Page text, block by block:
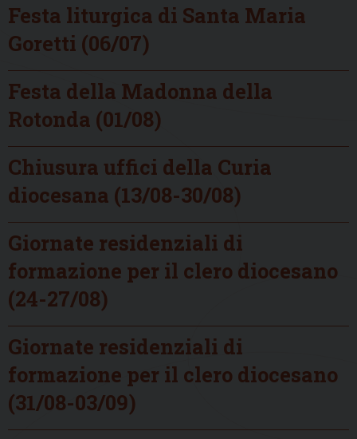
Festa liturgica di Santa Maria
Goretti (06/07)
Festa della Madonna della
Rotonda (01/08)
Chiusura uffici della Curia
diocesana (13/08-30/08)
Giornate residenziali di
formazione per il clero diocesano
(24-27/08)
Giornate residenziali di
formazione per il clero diocesano
(31/08-03/09)